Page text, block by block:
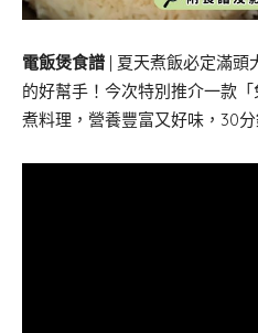
電飯煲食譜 | 夏天煮飯必定滿頭
的好幫手！今次特別推介一款
煮料理，營養豐富又好味，30分